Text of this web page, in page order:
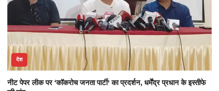
देश
नीट पेपर लीक पर ‘कॉकरोच जनता पार्टी’ का प्रदर्शन, धर्मेंद्र प्रधान के इस्तीफे